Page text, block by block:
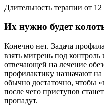
Длительность терапии от
Их нужно будет
Конечно нет. Задача
взять мигрень под
отвечающей на лечение
профилактику назначают
обычно достаточно, чтобы
после чего приступов
пропадут.